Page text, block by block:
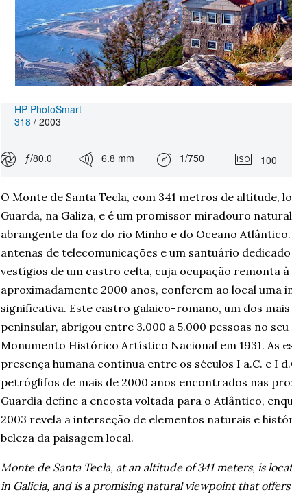
HP PhotoSmart
318 / 2003
ƒ/80.0 6.8 mm 1/750 100
O Monte de Santa Tecla, com 341 metros de altitude,
Guarda, na Galiza, e é um promissor miradouro
abrangente da foz do rio Minho e do Oceano
antenas de telecomunicações e um santuário
vestígios de um castro celta, cuja ocupação remonta
aproximadamente 2000 anos, conferem ao local uma
significativa. Este castro galaico-romano, um dos
peninsular, abrigou entre 3.000 a 5.000 pessoas no
Monumento Histórico Artístico Nacional em 1931. As
presença humana contínua entre os séculos I a.C. e I
petróglifos de mais de 2000 anos encontrados nas
Guardia define a encosta voltada para o Atlântico,
2003 revela a interseção de elementos naturais e
beleza da paisagem local.
Monte de Santa Tecla, at an altitude of 341 meters, is
in Galicia, and is a promising natural viewpoint that